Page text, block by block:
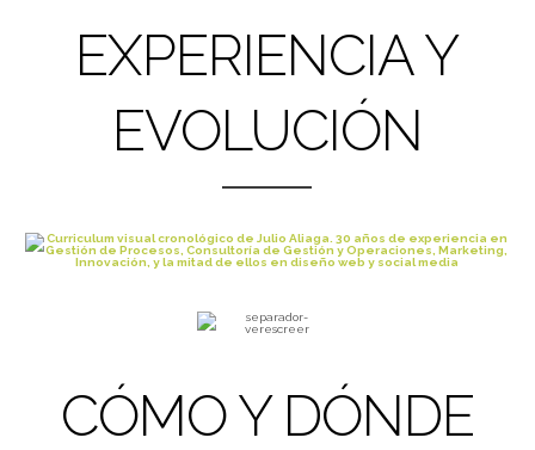
EXPERIENCIA Y
EVOLUCIÓN
CÓMO Y DÓNDE